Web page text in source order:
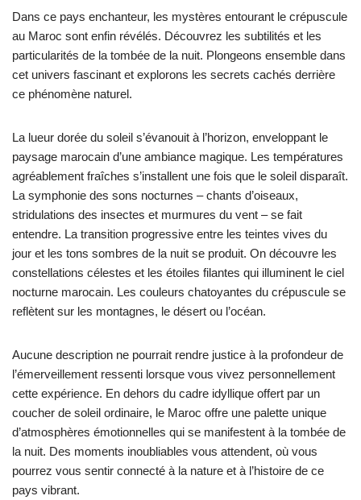
Dans ce pays enchanteur, les mystères entourant le crépuscule
au Maroc sont enfin révélés. Découvrez les subtilités et les
particularités de la tombée de la nuit. Plongeons ensemble dans
cet univers fascinant et explorons les secrets cachés derrière
ce phénomène naturel.
La lueur dorée du soleil s’évanouit à l’horizon, enveloppant le
paysage marocain d’une ambiance magique. Les températures
agréablement fraîches s’installent une fois que le soleil disparaît.
La symphonie des sons nocturnes – chants d’oiseaux,
stridulations des insectes et murmures du vent – se fait
entendre. La transition progressive entre les teintes vives du
jour et les tons sombres de la nuit se produit. On découvre les
constellations célestes et les étoiles filantes qui illuminent le ciel
nocturne marocain. Les couleurs chatoyantes du crépuscule se
reflètent sur les montagnes, le désert ou l’océan.
Aucune description ne pourrait rendre justice à la profondeur de
l’émerveillement ressenti lorsque vous vivez personnellement
cette expérience. En dehors du cadre idyllique offert par un
coucher de soleil ordinaire, le Maroc offre une palette unique
d’atmosphères émotionnelles qui se manifestent à la tombée de
la nuit. Des moments inoubliables vous attendent, où vous
pourrez vous sentir connecté à la nature et à l’histoire de ce
pays vibrant.